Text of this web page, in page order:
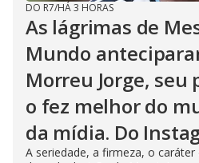
DO R7/HÁ 3 HORAS
As lágrimas de
Mundo
Morreu Jorge, seu
o fez melhor do
da mídia. Do
A seriedade, a firmeza, o